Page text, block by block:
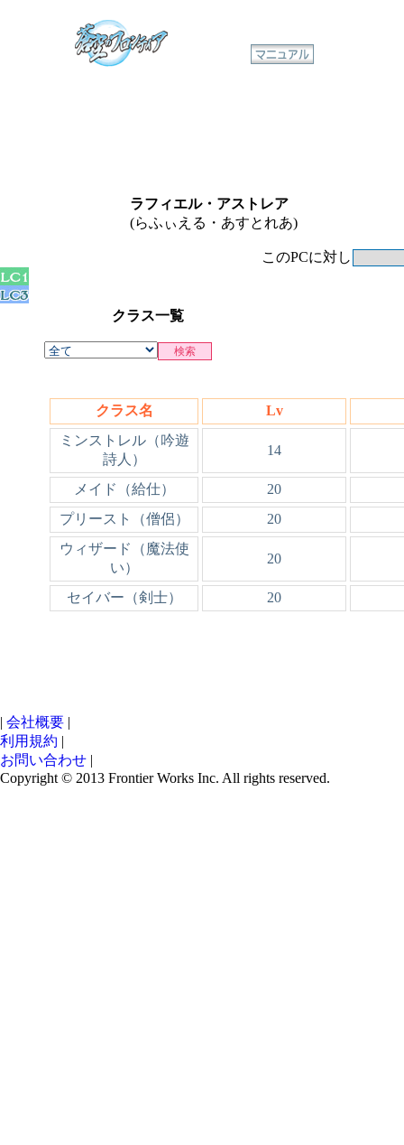
ラフィエル・アストレア
(らふぃえる・あすとれあ)
このPCに対し
クラス一覧
クラス名
Lv
ミンストレル（吟遊
詩人）
14
メイド（給仕）
20
プリースト（僧侶）
20
ウィザード（魔法使
い）
20
セイバー（剣士） 20
| 会社概要 |
利用規約 |
お問い合わせ |
Copyright © 2013 Frontier Works Inc. All rights reserved.